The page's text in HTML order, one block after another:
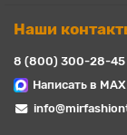
Наши
8 (800) 300-28-45
Написать в MAX